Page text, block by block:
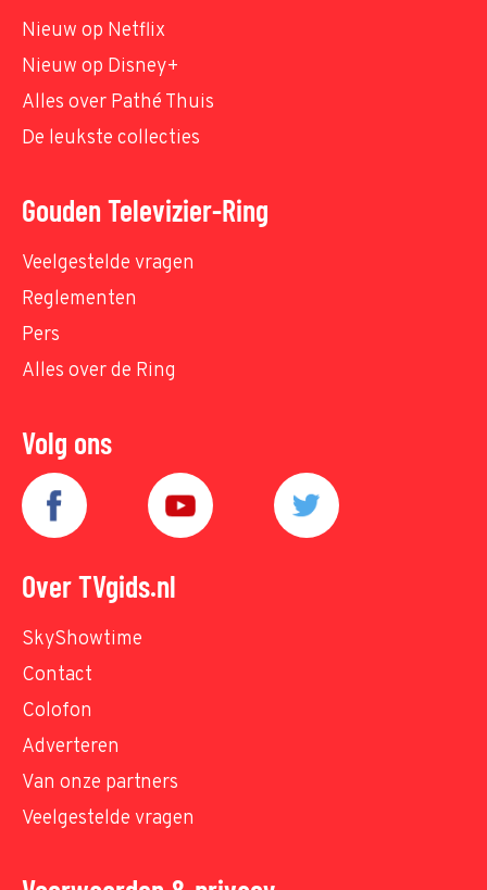
Nieuw op Netflix
Nieuw op Disney+
Alles over Pathé Thuis
De leukste collecties
Gouden Televizier-Ring
Veelgestelde vragen
Reglementen
Pers
Alles over de Ring
Volg ons
Over TVgids.nl
SkyShowtime
Contact
Colofon
Adverteren
Van onze partners
Veelgestelde vragen